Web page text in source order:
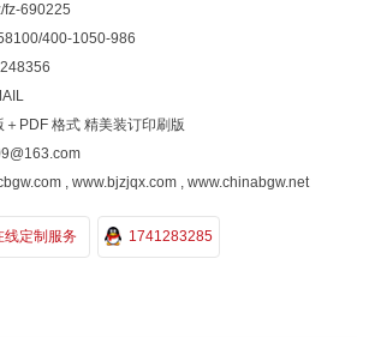
fz-690225
400-1050-986
＋PDF 格式 精美装订印刷版
, www.bjzjqx.com , www.chinabgw.net
线定制服务 1741283285